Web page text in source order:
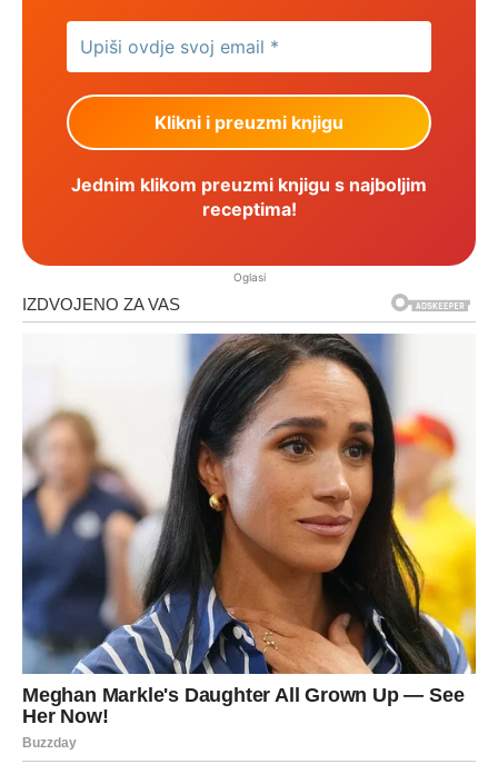
Jednim klikom preuzmi knjigu s najboljim
receptima!
Oglasi